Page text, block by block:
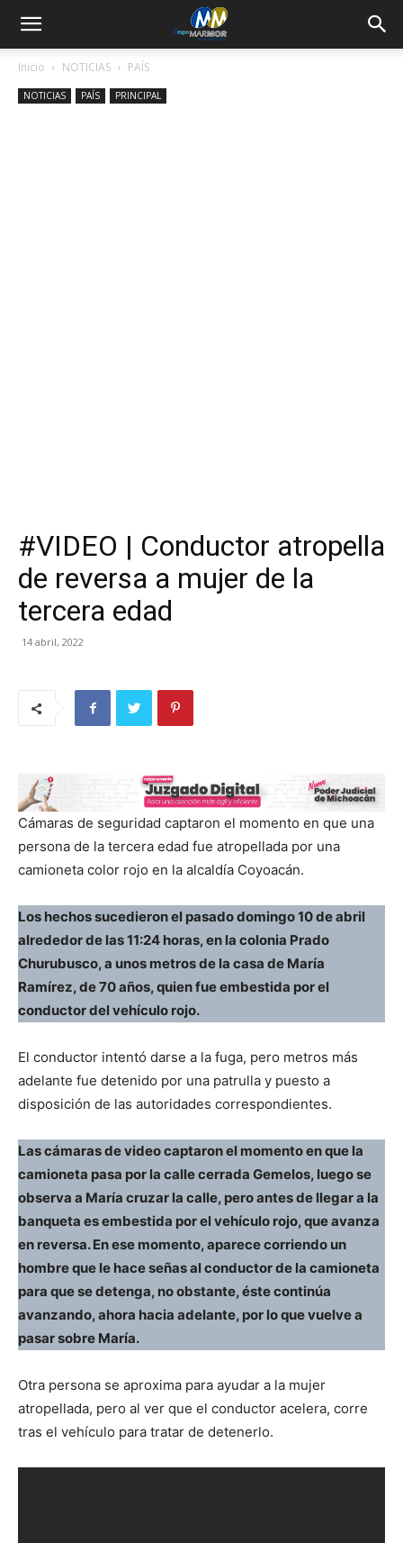
Inicio NOTICIAS PAÍS
NOTICIAS PAÍS PRINCIPAL
#VIDEO | Conductor atropella
de reversa a mujer de la
tercera edad
14 abril, 2022
Cámaras de seguridad captaron el momento en que una
persona de la tercera edad fue atropellada por una
camioneta color rojo en la alcaldía Coyoacán.
Los hechos sucedieron el pasado domingo 10 de abril
alrededor de las 11:24 horas, en la colonia Prado
Churubusco, a unos metros de la casa de María
Ramírez, de 70 años, quien fue embestida por el
conductor del vehículo rojo.
El conductor intentó darse a la fuga, pero metros más
adelante fue detenido por una patrulla y puesto a
disposición de las autoridades correspondientes.
Las cámaras de video captaron el momento en que la
camioneta pasa por la calle cerrada Gemelos, luego se
observa a María cruzar la calle, pero antes de llegar a la
banqueta es embestida por el vehículo rojo, que avanza
en reversa. En ese momento, aparece corriendo un
hombre que le hace señas al conductor de la camioneta
para que se detenga, no obstante, éste continúa
avanzando, ahora hacia adelante, por lo que vuelve a
pasar sobre María.
Otra persona se aproxima para ayudar a la mujer
atropellada, pero al ver que el conductor acelera, corre
tras el vehículo para tratar de detenerlo.